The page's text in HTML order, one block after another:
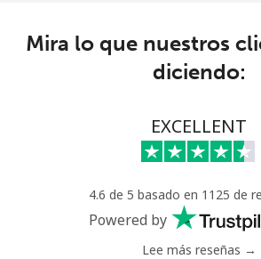
Celular ⁦1.5¢⁩ 333
⁦29.5¢⁩ 16
⁦19.5¢⁩ 25
Mira lo que nuestros
diciendo:
EXCELLENT
4.6 de 5 basado en 1125 de
Powered by
Lee más reseñas →